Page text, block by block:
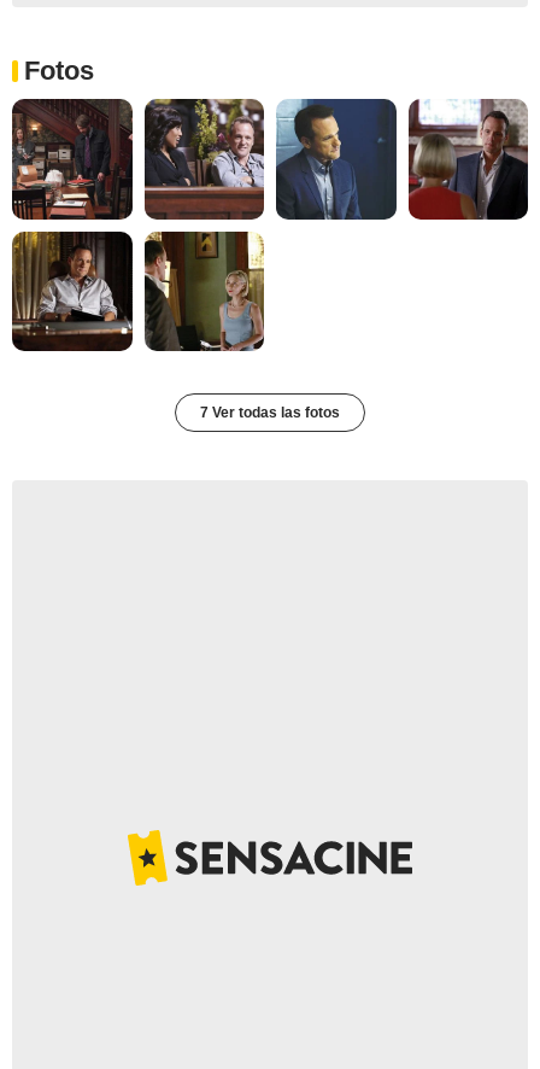
Fotos
7 Ver todas las fotos